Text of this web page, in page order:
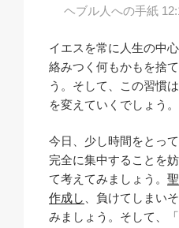
ヘブル人への手紙
イエスを常に人生の中
絡みつく何もかもを捨
う。そして、この習慣
を変えていくでしょう。
今日、少し時間をとっ
完全に集中することを
て考えてみましょう。
作成し 、負けてしまい
みましょう。そして、